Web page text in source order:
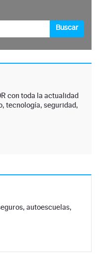
con toda la actualidad
tecnología, seguridad,
autoescuelas,